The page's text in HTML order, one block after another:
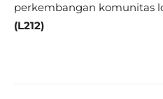
perkembangan komunitas
(L212)